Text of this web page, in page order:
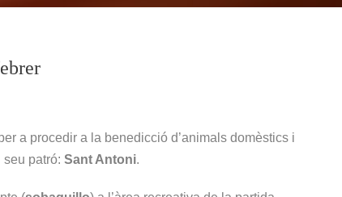
a procedir a la benedicció d’animals domèstics i
patró: Sant Antoni.